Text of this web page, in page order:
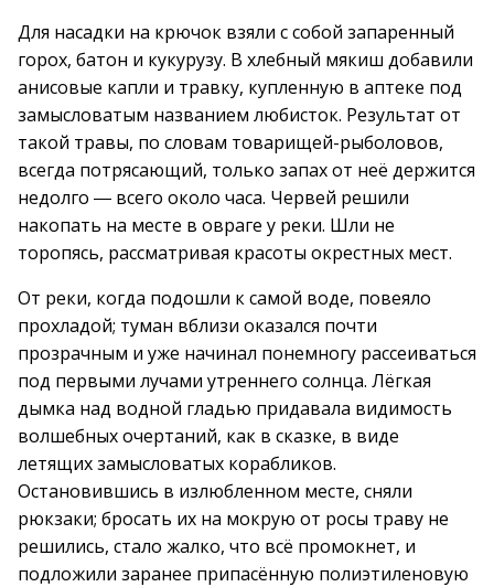
Для насадки на крючок взяли с собой запаренный
горох, батон и кукурузу. В хлебный мякиш добавили
анисовые капли и травку, купленную в аптеке под
замысловатым названием любисток. Результат от
такой травы, по словам товарищей-рыболовов,
всегда потрясающий, только запах от неё держится
недолго ― всего около часа. Червей решили
накопать на месте в овраге у реки. Шли не
торопясь, рассматривая красоты окрестных мест.
От реки, когда подошли к самой воде, повеяло
прохладой; туман вблизи оказался почти
прозрачным и уже начинал понемногу рассеиваться
под первыми лучами утреннего солнца. Лёгкая
дымка над водной гладью придавала видимость
волшебных очертаний, как в сказке, в виде
летящих замысловатых корабликов.
Остановившись в излюбленном месте, сняли
рюкзаки; бросать их на мокрую от росы траву не
решились, стало жалко, что всё промокнет, и
подложили заранее припасённую полиэтиленовую